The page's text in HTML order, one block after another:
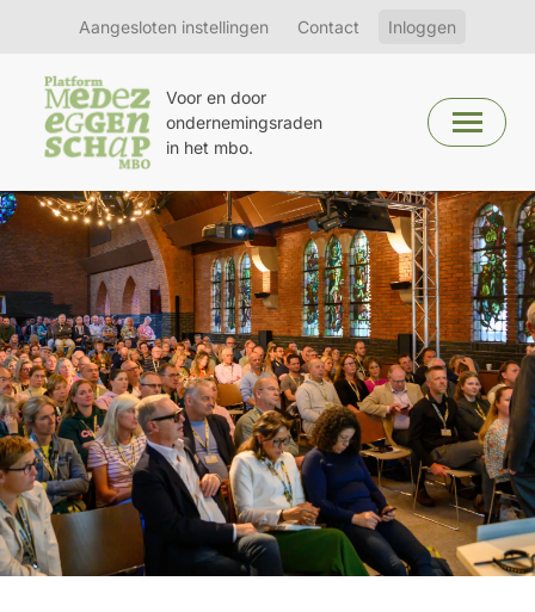
Aangesloten instellingen Contact Inloggen
Voor en door
ondernemingsraden
in het mbo.